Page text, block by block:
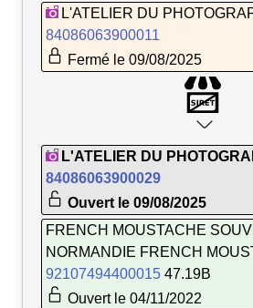
L'ATELIER DU
84086063900011
Fermé le 09/08/2025
L'ATELIER DU
84086063900029
Ouvert le 09/08/2025
FRENCH MOUSTACHE
NORMANDIE FRENCH
92107494400015 47.19B
Ouvert le 04/11/2022